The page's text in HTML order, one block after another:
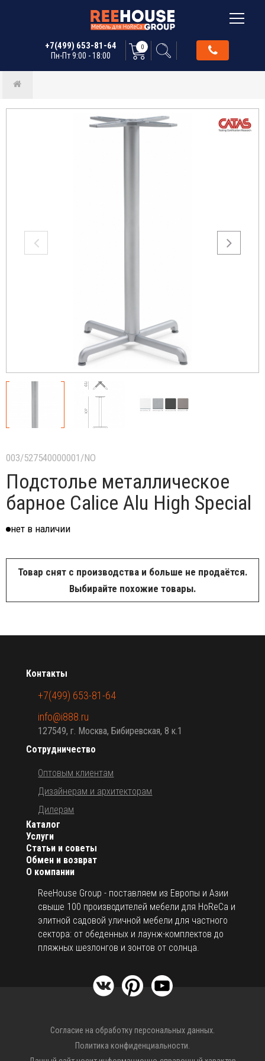
+7(499) 653-81-64
Пн-Пт 9:00 - 18:00
0
003/527540000001/NO
Подстолье металлическое
барное Calice Alu High Special
нет в наличии
Товар снят с производства и больше не продаётся.
Выбирайте похожие товары.
О компании
ReeHouse Group - поставляем из Европы и Азии
свыше 100 производителей мебели для HoReCa и
элитной садовой уличной мебели для частного
сектора: от обеденных и лаунж-комплектов до
пляжных шезлонгов и зонтов от солнца.
Каталог
Услуги
Статьи и советы
Обмен и возврат
Сотрудничество
Оптовым клиентам
Дизайнерам и архитекторам
Дилерам
Контакты
+7(499) 653-81-64
info@i888.ru
127549, г. Москва, Бибиревская, 8 к.1
Согласие на обработку персональных данных.
Политика конфиденциальности.